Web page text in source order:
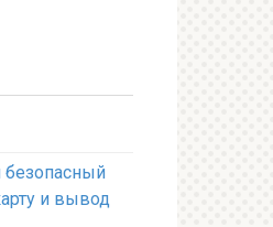
безопасный
и вывод